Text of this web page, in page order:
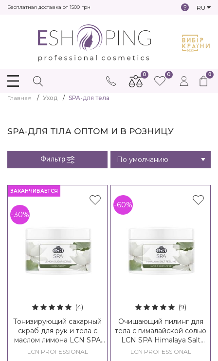
Бесплатная доставка от 1500 грн RU
0
0 0
Главная Уход SPA-для тела
SPA-ДЛЯ ТІЛА ОПТОМ И В РОЗНИЦУ
Фильтр
ЗАКАНЧИВАЕТСЯ
-30%
(4)
Тонизирующий сахарный
скраб для рук и тела с
маслом лимона LCN SPA
Lemon Sugar Scrub
LCN PROFESSIONAL
-60%
(9)
Очищающий пилинг для
тела с гималайской солью
LCN SPA Himalaya Salt
Peeling
LCN PROFESSIONAL